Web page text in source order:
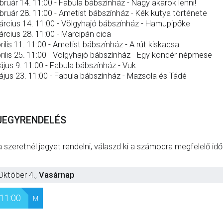
14. 11:00 - Fabula bábszínház - Nagy akarok lenni!
28. 11:00 - Ametist bábszínház - Kék kutya története
14. 11:00 - Völgyhajó bábszínház - Hamupipőke
28. 11:00 - Marcipán cica
11. 11:00 - Ametist bábszínház - A rút kiskacsa
25. 11:00 - Völgyhajó bábszínház - Egy kondér népmese
9. 11:00 - Fabula bábszínház - Vuk
23. 11:00 - Fabula bábszínház - Mazsola és Tádé
szeretnél jegyet rendelni, válaszd ki a számodra megfelelő
4. , Vasárnap
11:00 M